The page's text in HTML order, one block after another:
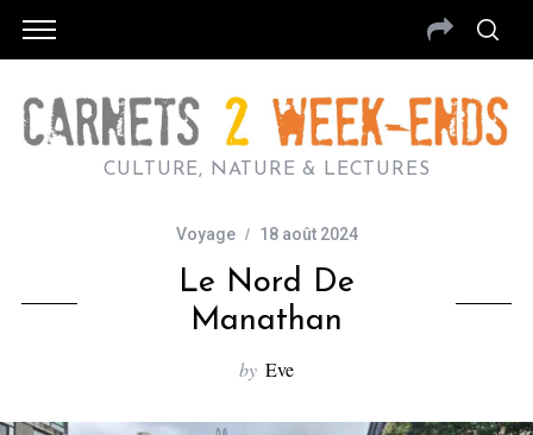
CULTURE, NATURE & LECTURES
Voyage 18 août 2024
Le Nord De
Manathan
by Eve